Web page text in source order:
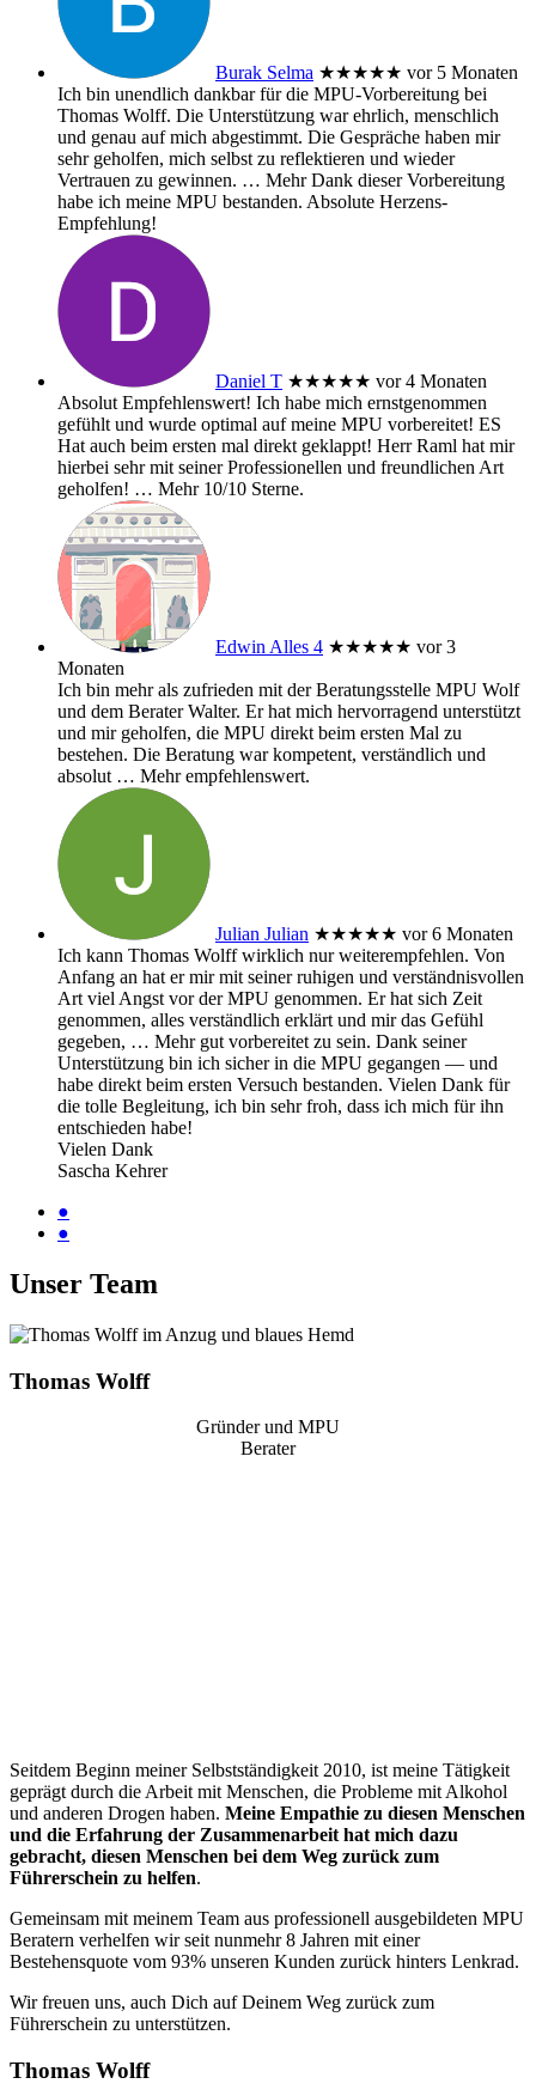
Burak Selma ★★★★★ vor 5 Monaten
Ich bin unendlich dankbar für die MPU-Vorbereitung bei
Thomas Wolff. Die Unterstützung war ehrlich, menschlich
und genau auf mich abgestimmt. Die Gespräche haben mir
sehr geholfen, mich selbst zu reflektieren und wieder
Vertrauen zu gewinnen. … MehrDank dieser Vorbereitung
habe ich meine MPU bestanden. Absolute Herzens-
Empfehlung!
Daniel T ★★★★★ vor 4 Monaten
Absolut Empfehlenswert! Ich habe mich ernstgenommen
gefühlt und wurde optimal auf meine MPU vorbereitet! ES
Hat auch beim ersten mal direkt geklappt! Herr Raml hat mir
hierbei sehr mit seiner Professionellen und freundlichen Art
geholfen! … Mehr10/10 Sterne.
Edwin Alles 4 ★★★★★ vor 3
Monaten
Ich bin mehr als zufrieden mit der Beratungsstelle MPU Wolf
und dem Berater Walter. Er hat mich hervorragend unterstützt
und mir geholfen, die MPU direkt beim ersten Mal zu
bestehen. Die Beratung war kompetent, verständlich und
absolut … Mehrempfehlenswert.
Julian Julian ★★★★★ vor 6 Monaten
Ich kann Thomas Wolff wirklich nur weiterempfehlen. Von
Anfang an hat er mir mit seiner ruhigen und verständnisvollen
Art viel Angst vor der MPU genommen. Er hat sich Zeit
genommen, alles verständlich erklärt und mir das Gefühl
gegeben, … Mehrgut vorbereitet zu sein. Dank seiner
Unterstützung bin ich sicher in die MPU gegangen — und
habe direkt beim ersten Versuch bestanden. Vielen Dank für
die tolle Begleitung, ich bin sehr froh, dass ich mich für ihn
entschieden habe!
Vielen Dank
Sascha Kehrer
●
●
Unser Team
Thomas Wolff
Gründer und MPU
Berater
Seitdem Beginn meiner Selbstständigkeit 2010, ist meine Tätigkeit
geprägt durch die Arbeit mit Menschen, die Probleme mit Alkohol
und anderen Drogen haben. Meine Empathie zu diesen Menschen
und die Erfahrung der Zusammenarbeit hat mich dazu
gebracht, diesen Menschen bei dem Weg zurück zum
Führerschein zu helfen.
Gemeinsam mit meinem Team aus professionell ausgebildeten MPU
Beratern verhelfen wir seit nunmehr 8 Jahren mit einer
Bestehensquote vom 93% unseren Kunden zurück hinters Lenkrad.
Wir freuen uns, auch Dich auf Deinem Weg zurück zum
Führerschein zu unterstützen.
Thomas Wolff